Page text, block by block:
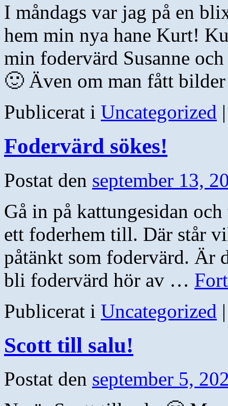
I måndags var jag på en
hem min nya hane Kurt!
min fodervärd Susanne
🙂 Även om man fått
Publicerat i Uncategorized |
Fodervärd sökes!
Postat den september 13,
Gå in på kattungesidan
ett foderhem till. Där står
påtänkt som fodervärd. Är
bli fodervärd hör av …
Publicerat i Uncategorized |
Scott till salu!
Postat den september 5,